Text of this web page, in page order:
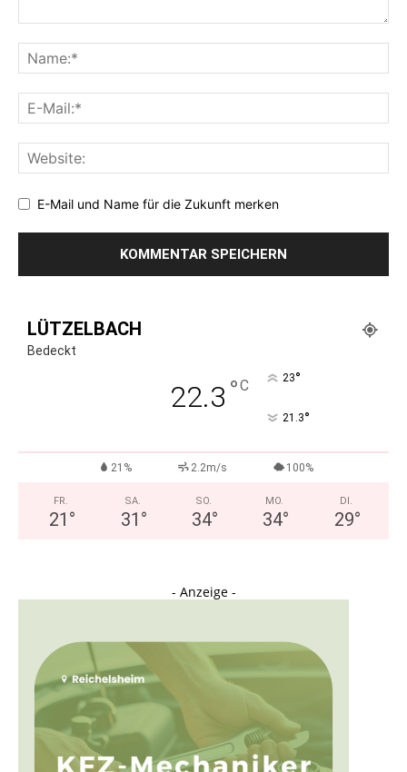
E-Mail und Name für die Zukunft merken
LÜTZELBACH
Bedeckt
22.3 °C 23°
21.3°
21% 2.2m/s 100%
FR.
21 °
SA.
31 °
SO.
34°
MO.
34°
DI.
29°
- Anzeige -